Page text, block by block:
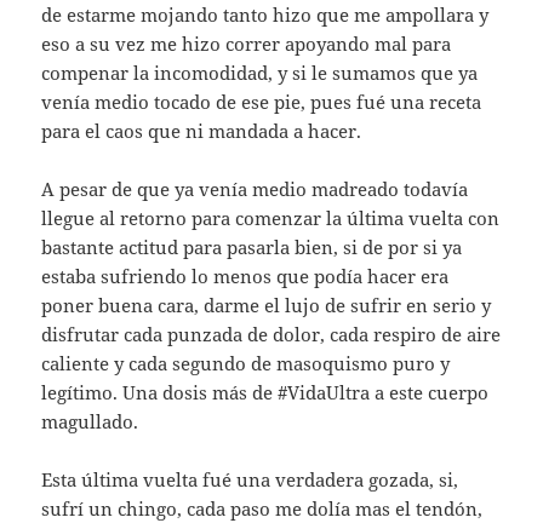
de estarme mojando tanto hizo que me ampollara y
eso a su vez me hizo correr apoyando mal para
compenar la incomodidad, y si le sumamos que ya
venía medio tocado de ese pie, pues fué una receta
para el caos que ni mandada a hacer.
A pesar de que ya venía medio madreado todavía
llegue al retorno para comenzar la última vuelta con
bastante actitud para pasarla bien, si de por si ya
estaba sufriendo lo menos que podía hacer era
poner buena cara, darme el lujo de sufrir en serio y
disfrutar cada punzada de dolor, cada respiro de aire
caliente y cada segundo de masoquismo puro y
legítimo. Una dosis más de #VidaUltra a este cuerpo
magullado.
Esta última vuelta fué una verdadera gozada, si,
sufrí un chingo, cada paso me dolía mas el tendón,